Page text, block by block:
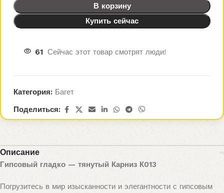
В корзину
Купить сейчас
61 Сейчас этот товар смотрят люди!
Категория: Багет
Поделиться:
Описание
Гипсовый гладко — тянутый Карниз К013
Погрузитесь в мир изысканности и элегантности с гипсовым